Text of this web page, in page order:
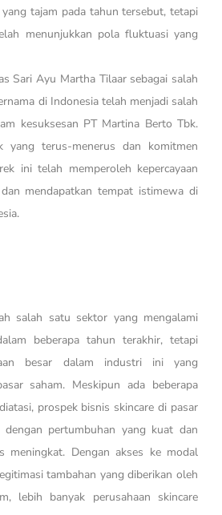
tajam pada tahun tersebut, tetapi
menunjukkan pola fluktuasi yang
Sari Ayu Martha Tilaar sebagai salah
di Indonesia telah menjadi salah
kesuksesan PT Martina Berto Tbk.
yang terus-menerus dan komitmen
ini telah memperoleh kepercayaan
mendapatkan tempat istimewa di
salah satu sektor yang mengalami
beberapa tahun terakhir, tetapi
besar dalam industri ini yang
saham. Meskipun ada beberapa
prospek bisnis skincare di pasar
dengan pertumbuhan yang kuat dan
meningkat. Dengan akses ke modal
tambahan yang diberikan oleh
lebih banyak perusahaan skincare